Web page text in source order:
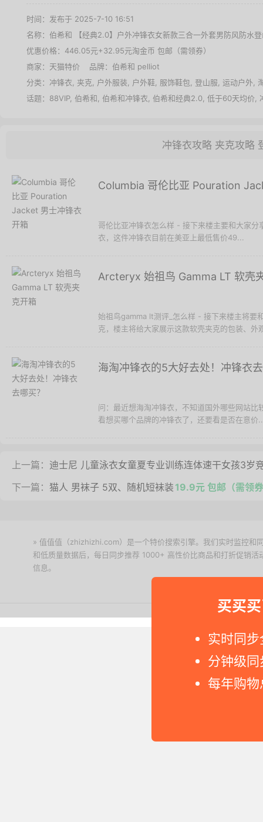
买买
实时同
分钟级
每年购
时间：发布于 2025-7-10 16:51
名称： 伯希和 【经典2.0】户外冲锋衣女新款三合一外套男防风防水
优惠价格： 446.05元+32.95元淘金币 包邮（需领券）
商家： 天猫特价 品牌： 伯希和 pelliot
分类： 冲锋衣 夹克 户外服装 户外鞋 服饰鞋包 登山服 运动户外
话题： 88VIP, 伯希和 伯希和冲锋衣 伯希和经典2.0 低于60天均价
冲锋衣攻略 夹克攻略
Columbia 哥伦比亚 Pouration
哥伦比亚冲锋衣怎么样 - 接下来楼主要和大家
衣，这件冲锋衣目前在美亚上最低售价49...
Arcteryx 始祖鸟 Gamma LT 软壳
始祖鸟gamma lt测评_怎么样 - 接下来楼主将要
克，楼主将给大家展示这款软壳夹克的包装、外
海淘冲锋衣的5大好去处！冲锋衣
问：最近想海淘冲锋衣，不知道国外哪些网站
看想买哪个品牌的冲锋衣了，还要看是否在意价
上一篇： 迪士尼 儿童泳衣女童夏专业训练连体速干女孩3岁
下一篇： 猫人 男袜子 5双、随机短袜装 19.9元 包邮（需领
» 值值值（zhizhizhi.com）是一个特价搜索引擎。我们实时监控和
和低质量数据后，每日同步推荐 1000+ 高性价比商品和打折促销
信息。
Copyright © 2011-2026 网购